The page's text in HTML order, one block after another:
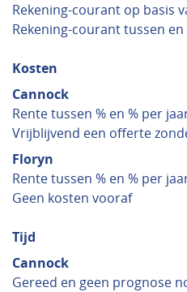
Rekening-courant op basis
Rekening-courant tussen en
Kosten
Cannock
Rente tussen % en % per
Vrijblijvend een offerte
Floryn
Rente tussen % en % per
Geen kosten vooraf
Tijd
Cannock
Gereed en geen prognose